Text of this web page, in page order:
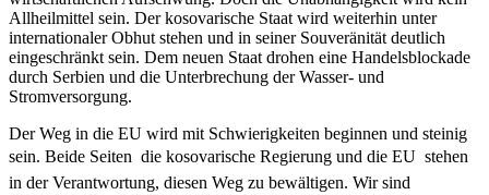
Allheilmittel sein. Der kosovarische Staat wird weiterhin unter
internationaler Obhut stehen und in seiner Souveränität deutlich
eingeschränkt sein. Dem neuen Staat drohen eine Handelsblockade
durch Serbien und die Unterbrechung der Wasser- und
Stromversorgung.
Der Weg in die EU wird mit Schwierigkeiten beginnen und steinig
sein. Beide Seiten  die kosovarische Regierung und die EU  stehen
in der Verantwortung, diesen Weg zu bewältigen. Wir sind